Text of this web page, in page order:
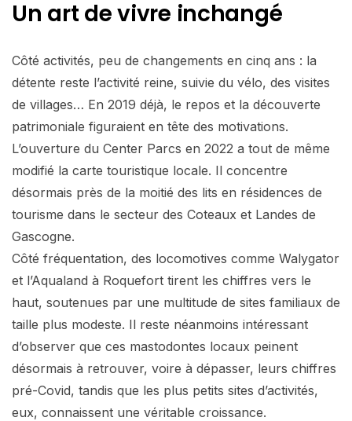
Un art de vivre inchangé
Côté activités, peu de changements en cinq ans : la
détente reste l’activité reine, suivie du vélo, des visites
de villages… En 2019 déjà, le repos et la découverte
patrimoniale figuraient en tête des motivations.
L’ouverture du Center Parcs en 2022 a tout de même
modifié la carte touristique locale. Il concentre
désormais près de la moitié des lits en résidences de
tourisme dans le secteur des Coteaux et Landes de
Gascogne.
Côté fréquentation, des locomotives comme Walygator
et l’Aqualand à Roquefort tirent les chiffres vers le
haut, soutenues par une multitude de sites familiaux de
taille plus modeste. Il reste néanmoins intéressant
d’observer que ces mastodontes locaux peinent
désormais à retrouver, voire à dépasser, leurs chiffres
pré-Covid, tandis que les plus petits sites d’activités,
eux, connaissent une véritable croissance.